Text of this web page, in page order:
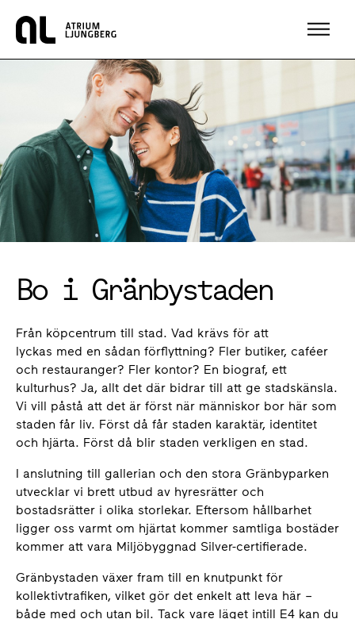
Hem
Bo i Gränbystaden
Från köpcentrum till stad. Vad krävs för att
lyckas med en sådan förflyttning? Fler butiker, caféer
och restauranger? Fler kontor? En biograf, ett
kulturhus? Ja, allt det där bidrar till att ge stadskänsla.
Vi vill påstå att det är först när människor bor här som
staden får liv. Först då får staden karaktär, identitet
och hjärta. Först då blir staden verkligen en stad.
I anslutning till gallerian och den stora Gränbyparken
utvecklar vi brett utbud av hyresrätter och
bostadsrätter i olika storlekar. Eftersom hållbarhet
ligger oss varmt om hjärtat kommer samtliga bostäder
kommer att vara Miljöbyggnad Silver-certifierade.
Gränbystaden växer fram till en knutpunkt för
kollektivtrafiken, vilket gör det enkelt att leva här –
både med och utan bil. Tack vare läget intill E4 kan du